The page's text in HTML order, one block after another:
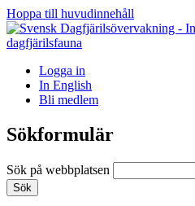
Hoppa till huvudinnehåll
Logga in
In English
Bli medlem
Sökformulär
Sök på webbplatsen